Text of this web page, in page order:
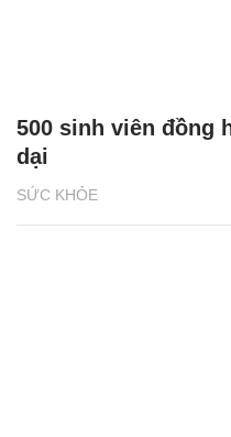
SỨC KHỎE
500 sinh viên đồng
dại